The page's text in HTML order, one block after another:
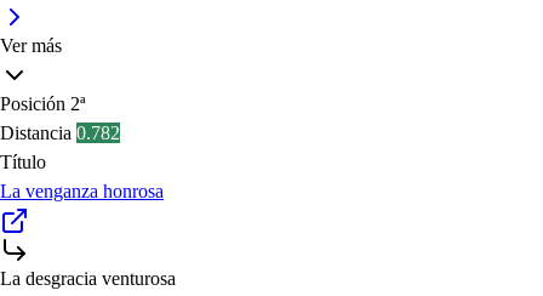
Ver más
Posición 2ª
Distancia 0.782
Título
La venganza honrosa
La desgracia venturosa